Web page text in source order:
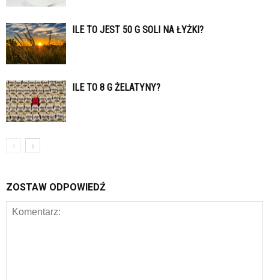
ILE TO JEST 50 G SOLI NA ŁYŻKI?
ILE TO 8 G ŻELATYNY?
ZOSTAW ODPOWIEDŹ